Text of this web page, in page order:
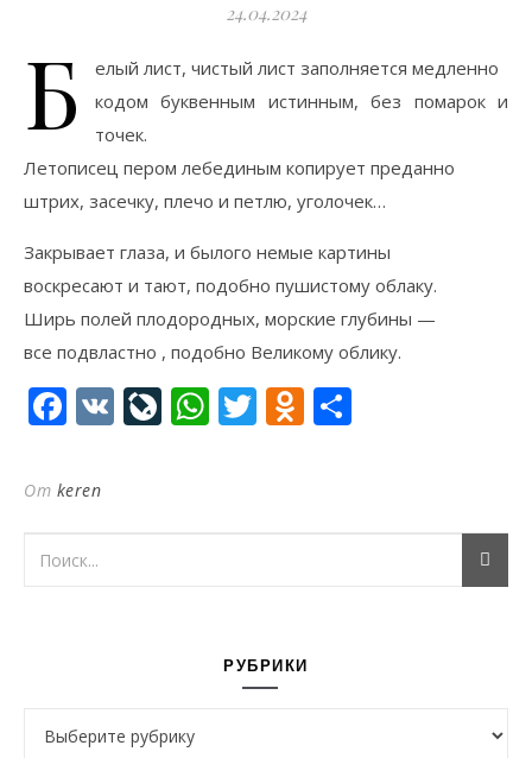
24.04.2024
Б
елый лист, чистый лист заполняется медленно
кодом буквенным истинным, без помарок и
точек.
Летописец пером лебединым копирует преданно
штрих, засечку, плечо и петлю, уголочек…
Закрывает глаза, и былого немые картины
воскресают и тают, подобно пушистому облаку.
Ширь полей плодородных, морские глубины —
все подвластно , подобно Великому облику.
Facebook
VK LiveJournal
WhatsApp
Twitter
От keren
РУБРИКИ